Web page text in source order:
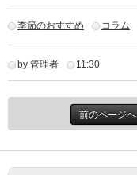
季節のおすすめ コラム
by 管理者 11:30
前のページへ